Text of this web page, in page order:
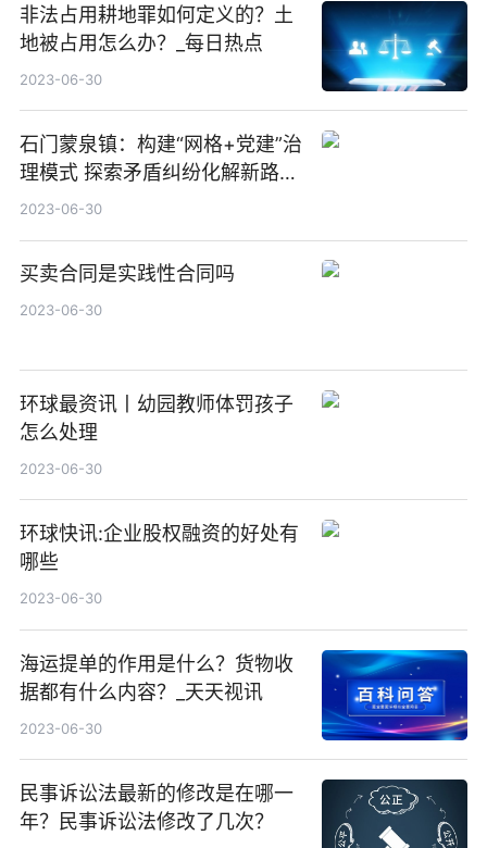
非法占用耕地罪如何定义的？土
地被占用怎么办？_每日热点
2023-06-30
石门蒙泉镇：构建“网格+党建”治
理模式 探索矛盾纠纷化解新路子
世界快资讯
2023-06-30
买卖合同是实践性合同吗
2023-06-30
环球最资讯丨幼园教师体罚孩子
怎么处理
2023-06-30
环球快讯:企业股权融资的好处有
哪些
2023-06-30
海运提单的作用是什么？货物收
据都有什么内容？_天天视讯
2023-06-30
民事诉讼法最新的修改是在哪一
年？民事诉讼法修改了几次？